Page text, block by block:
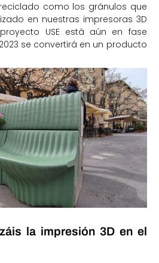
como los gránulos que
en nuestras impresoras 3D
USE está aún en fase
se convertirá en un producto
la impresión 3D en el